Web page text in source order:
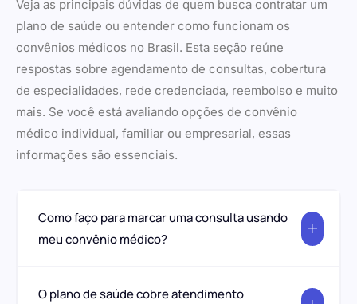
Veja as principais dúvidas de quem busca contratar um
plano de saúde ou entender como funcionam os
convênios médicos no Brasil. Esta seção reúne
respostas sobre agendamento de consultas, cobertura
de especialidades, rede credenciada, reembolso e muito
mais. Se você está avaliando opções de convênio
médico individual, familiar ou empresarial, essas
informações são essenciais.
Como faço para marcar uma consulta usando
meu convênio médico?
O plano de saúde cobre atendimento